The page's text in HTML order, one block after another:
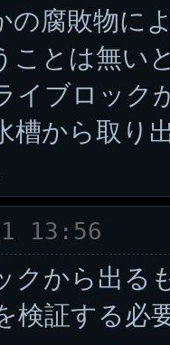
の腐敗物に
ことは無い
イブロック
槽から取り
13:56
クから出る
検証する必